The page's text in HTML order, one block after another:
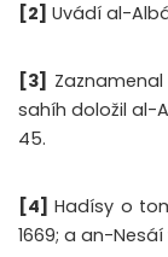
[2] Uvádí al-
[3]
sahíh doložil al-
45.
[4] Hadísy o
1669; a an-Nesáí